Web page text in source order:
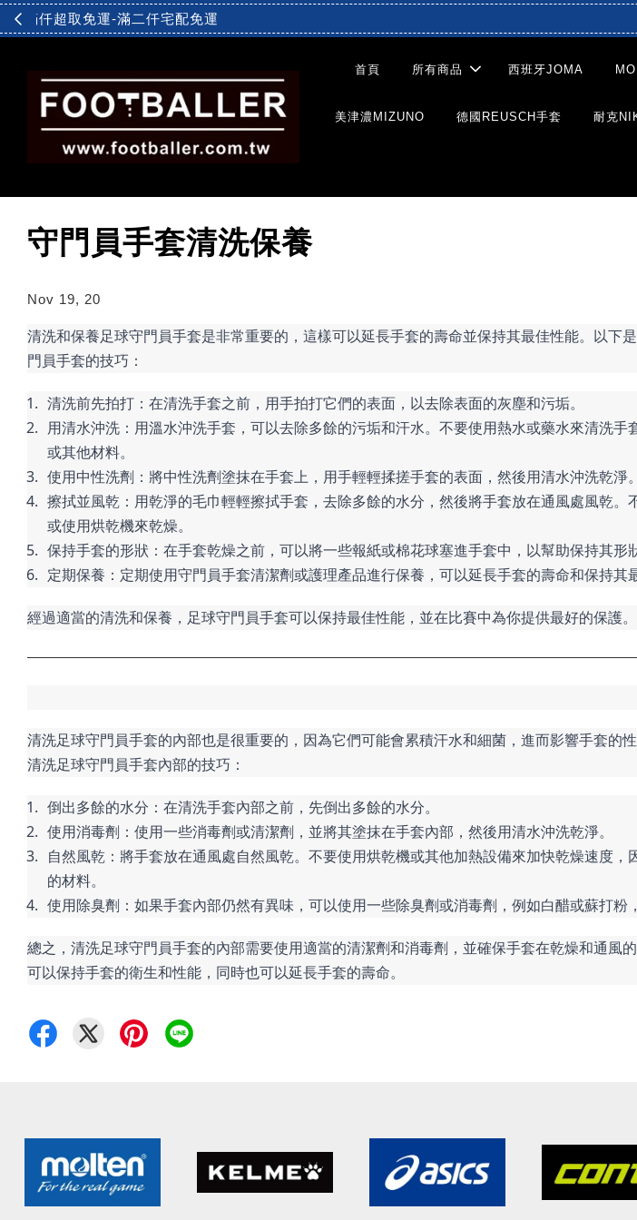
首頁 所有商品 西班牙JOMA
美津濃MIZUNO 德國REUSCH手套 耐克
守門員手套清洗保養
Nov 19, 20
清洗和保養足球守門員手套是非常重要的，這樣可以延長手套的壽命並保持其最佳性能。以下
門員手套的技巧：
清洗前先拍打：在清洗手套之前，用手拍打它們的表面，以去除表面的灰塵和污垢。
用清水沖洗：用溫水沖洗手套，可以去除多餘的污垢和汗水。不要使用熱水或藥水來清洗手
或其他材料。
使用中性洗劑：將中性洗劑塗抹在手套上，用手輕輕揉搓手套的表面，然後用清水沖洗乾淨。
擦拭並風乾：用乾淨的毛巾輕輕擦拭手套，去除多餘的水分，然後將手套放在通風處風乾。
或使用烘乾機來乾燥。
保持手套的形狀：在手套乾燥之前，可以將一些報紙或棉花球塞進手套中，以幫助保持其形狀
定期保養：定期使用守門員手套清潔劑或護理產品進行保養，可以延長手套的壽命和保持其
經過適當的清洗和保養，足球守門員手套可以保持最佳性能，並在比賽中為你提供最好的保護。
清洗足球守門員手套的內部也是很重要的，因為它們可能會累積汗水和細菌，進而影響手套的
清洗足球守門員手套內部的技巧：
倒出多餘的水分：在清洗手套內部之前，先倒出多餘的水分。
使用消毒劑：使用一些消毒劑或清潔劑，並將其塗抹在手套內部，然後用清水沖洗乾淨。
自然風乾：將手套放在通風處自然風乾。不要使用烘乾機或其他加熱設備來加快乾燥速度，
的材料。
使用除臭劑：如果手套內部仍然有異味，可以使用一些除臭劑或消毒劑，例如白醋或蘇打粉
總之，清洗足球守門員手套的內部需要使用適當的清潔劑和消毒劑，並確保手套在乾燥和通風
可以保持手套的衛生和性能，同時也可以延長手套的壽命。